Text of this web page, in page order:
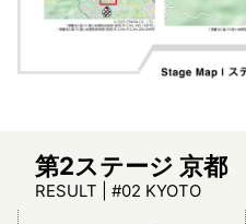
第2ステージ 京都
RESULT | #02 KYOTO